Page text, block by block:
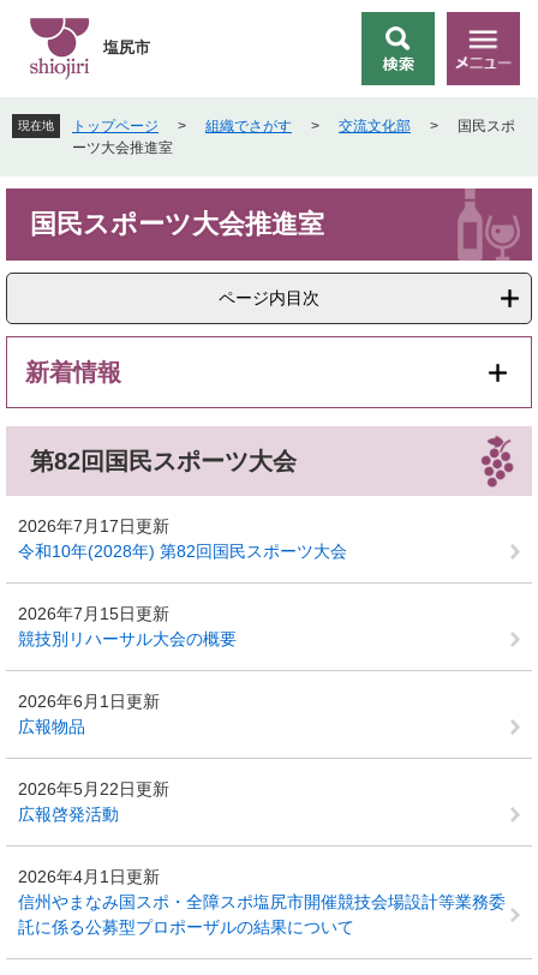
先
頭
す
を
飛
し
文
索
メ
ニ
ー
塩尻市
現在地 トップページ > 組織でさがす > 交流文化部 >
国民スポ
ーツ大会推進室
国民スポーツ大会推進室
ページ内目次
新着情報
第82回国民スポーツ大会
2026年7月17日更新
令和10年(2028年) 第82回国民スポーツ大会
2026年7月15日更新
競技別リハーサル大会の概要
2026年6月1日更新
広報物品
2026年5月22日更新
広報啓発活動
2026年4月1日更新
信州やまなみ国スポ・全障スポ塩尻市開催競技会場設計等業務委
託に係る公募型プロポーザルの結果について